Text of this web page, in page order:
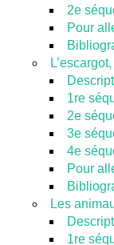
2e
Pour
1re
2e
3e
4e
Pour
Les
1re